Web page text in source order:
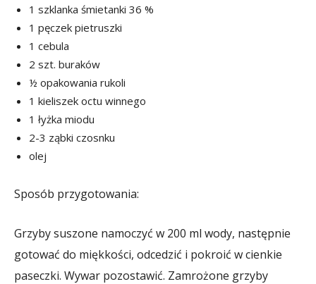
1 szklanka śmietanki 36 %
1 pęczek pietruszki
1 cebula
2 szt. buraków
½ opakowania rukoli
1 kieliszek octu winnego
1 łyżka miodu
2-3 ząbki czosnku
olej
Sposób przygotowania:
Grzyby suszone namoczyć w 200 ml wody, następnie
gotować do miękkości, odcedzić i pokroić w cienkie
paseczki. Wywar pozostawić. Zamrożone grzyby